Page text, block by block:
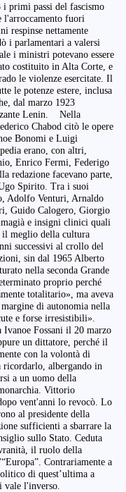
primi passi del fascismo
l'arroccamento fuori
respinse nettamente
i parlamentari a valersi
i ministri potevano essere
costituito in Alta Corte, e
le violenze esercitate. Il
le potenze estere, inclusa
dal marzo 1923
Lenin. Nella
Chabod citò le opere
Bonomi e Luigi
erano, con altri,
Enrico Fermi, Federigo
redazione facevano parte,
Spirito. Tra i suoi
Adolfo Venturi, Arnaldo
Guido Calogero, Giorgio
e insigni clinici quali
il meglio della cultura
successivi al crollo del
sin dal 1965 Alberto
nella seconda Grande
proprio perché
totalitario», ma aveva
di autonomia nella
e forse irresistibili».
Ivanoe Fossani il 20 marzo
un dittatore, perché il
con la volontà di
ricordarlo, albergando in
a un uomo della
Vittorio
vent'anni lo revocò. Lo
al presidente della
sufficienti a sbarrare la
sullo Stato. Ceduta
il ruolo della
Contrariamente a
di quest’ultima a
vale l'inverso.